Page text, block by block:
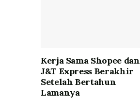
Kerja Sama Shopee dan
J&T Express Berakhir
Setelah Bertahun
Lamanya